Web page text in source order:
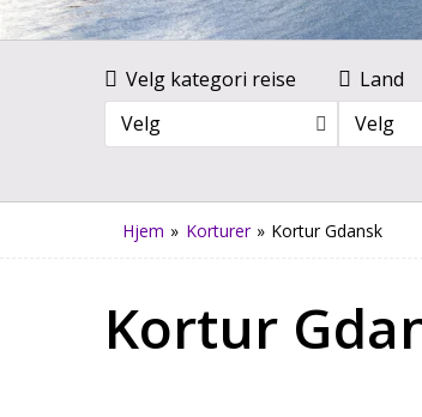
Velg kategori reise
Velg
Land
Velg
Hjem » Korturer » Kortur Gdansk
Kortur